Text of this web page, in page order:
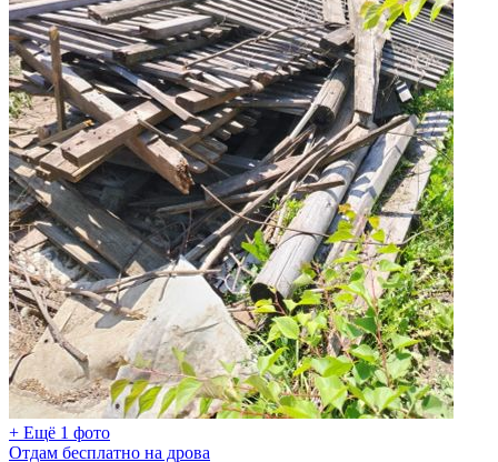
+ Ещё 1 фото
Отдам бесплатно на дрова